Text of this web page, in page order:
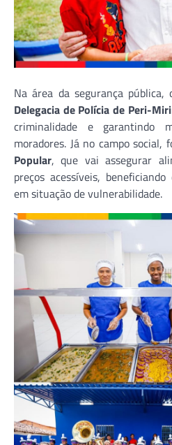
Na área da segurança
Delegacia de Polícia de Peri-
criminalidade e garantindo
moradores. Já no campo social,
Popular, que vai assegurar
preços acessíveis,
em situação de vulnerabilidade.